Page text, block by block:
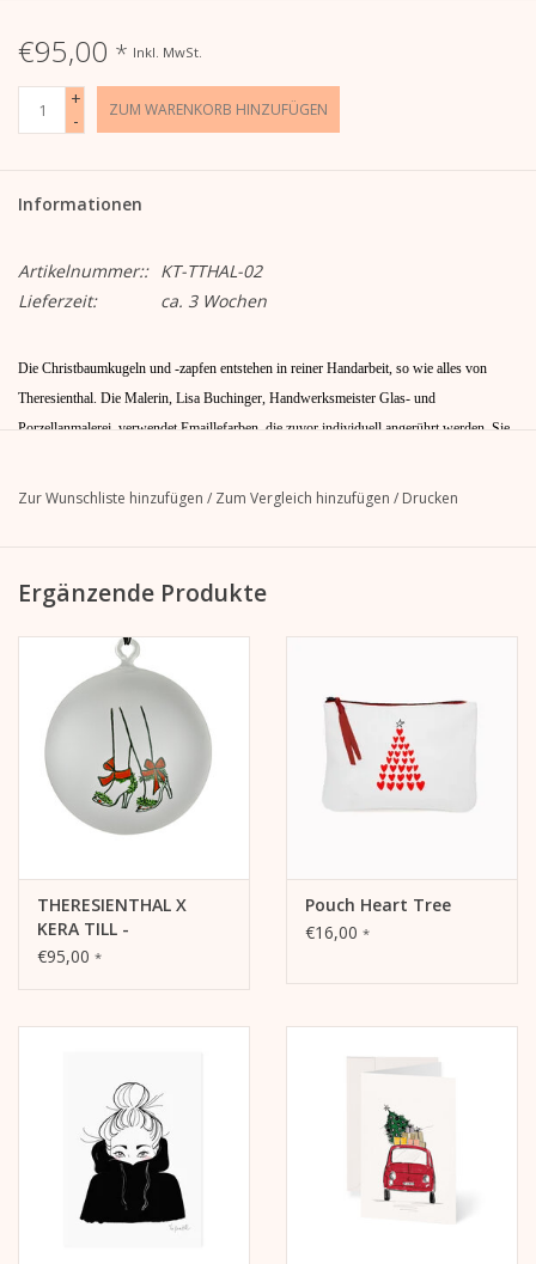
€95,00 * Inkl. MwSt.
+
-
ZUM WARENKORB HINZUFÜGEN
Informationen
Artikelnummer:: KT-TTHAL-02
Lieferzeit:
ca. 3 Wochen
Die Christbaumkugeln und -zapfen entstehen in reiner Handarbeit, so wie alles von
Theresienthal. Die Malerin, Lisa Buchinger, Handwerksmeister Glas- und
Porzellanmalerei, verwendet Emaillefarben, die zuvor individuell angerührt werden. Sie
malt sie die Flächen farbig aus. Nach dem zweiten Brand sind die Farben fest und die
Durchmesser: 43mm
Zur Wunschliste hinzufügen / Zum Vergleich hinzufügen / Drucken
Ergänzende Produkte
THERESIENTHAL X
KERA TILL -
CHRISTBAUMKUGEL
€95,00 *
Pouch Heart Tree
€16,00 *